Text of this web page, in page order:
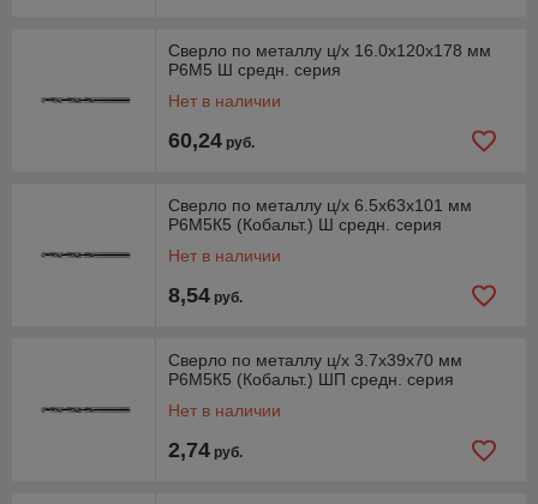
Сверло по металлу ц/х 16.0х120х178 мм
Р6М5 Ш средн. серия
Нет в наличии
60,24 руб.
Сверло по металлу ц/х 6.5х63х101 мм
Р6М5К5 (Кобальт.) Ш средн. серия
Нет в наличии
8,54 руб.
Сверло по металлу ц/х 3.7х39х70 мм
Р6М5К5 (Кобальт.) ШП средн. серия
Нет в наличии
2,74 руб.